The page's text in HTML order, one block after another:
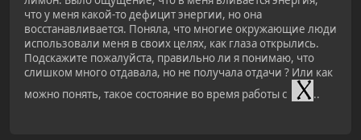
что у меня какой-то дефицит энергии, но она
восстанавливается. Поняла, что многие окружающие люди
использовали меня в своих целях, как глаза открылись.
Подскажите пожалуйста, правильно ли я понимаю, что
слишком много отдавала, но не получала отдачи ? Или как
можно понять, такое состояние во время работы с
..